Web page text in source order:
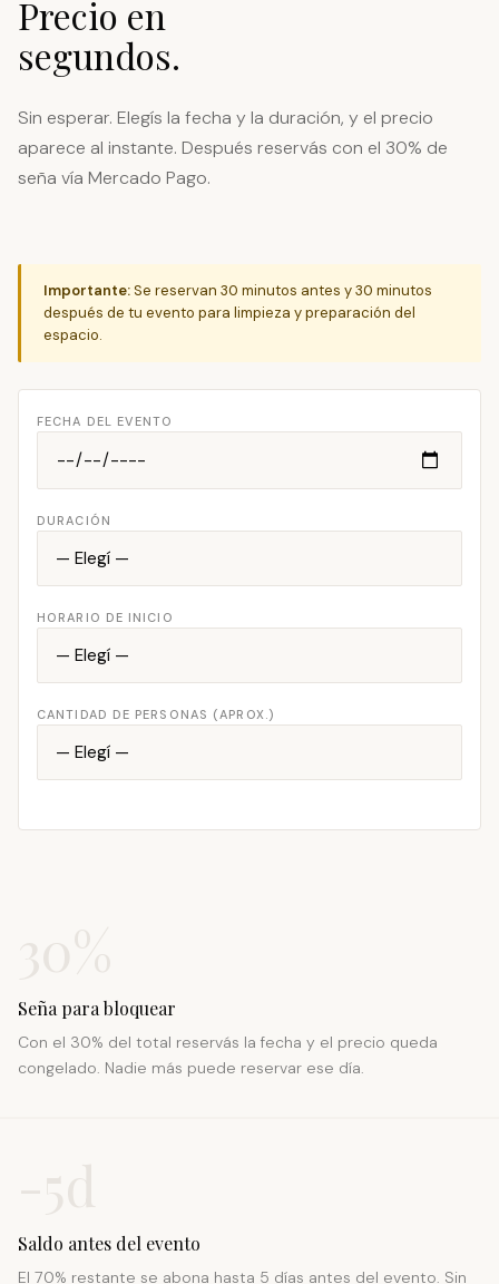
Precio en
segundos.
Sin esperar. Elegís la fecha y la duración, y el precio
aparece al instante. Después reservás con el 30% de
seña vía Mercado Pago.
Importante:Se reservan 30 minutos antes y 30 minutos
después de tu evento para limpieza y preparación del
espacio.
FECHA DEL EVENTO
DURACIÓN
HORARIO DE INICIO
CANTIDAD DE PERSONAS (APROX.)
Seña para bloquear
Con el 30% del total reservás la fecha y el precio queda
congelado. Nadie más puede reservar ese día.
Saldo antes del evento
El 70% restante se abona hasta 5 días antes del evento. Sin